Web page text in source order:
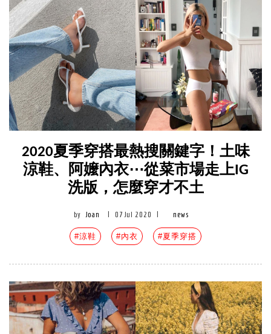
2020夏季穿搭最熱搜關鍵字！土味
涼鞋、阿嬤內衣⋯從菜市場走上IG
洗版，怎麼穿才不土
by Joan 07 Jul 2020 news
#涼鞋 #內衣 #夏季穿搭